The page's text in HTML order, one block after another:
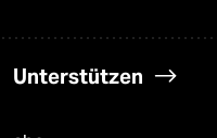
Unterstützen